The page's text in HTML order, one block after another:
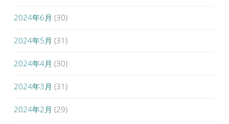
2024年6月 (30)
2024年5月 (31)
2024年4月 (30)
2024年3月 (31)
2024年2月 (29)